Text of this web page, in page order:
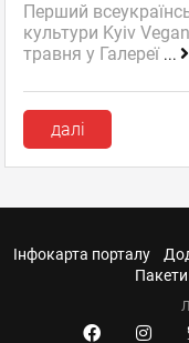
Перший
культури Kyiv
травня у Галереї ...
далі
Інфокарта порталу